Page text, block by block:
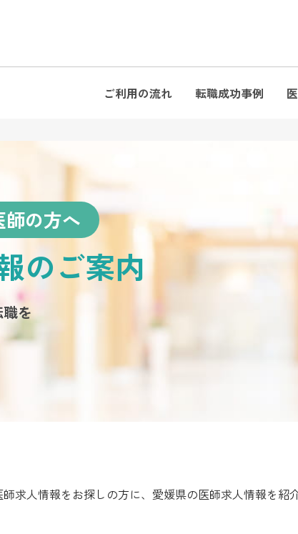
ご利用の流れ 転職成功事例
の方へ
のご案内
を
求人情報をお探しの方に、愛媛県の医師求人情報を紹